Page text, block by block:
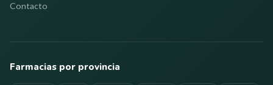
Contacto
Farmacias por provincia